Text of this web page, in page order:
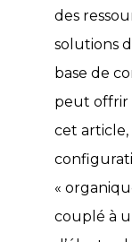
des
solutions
base de
peut offrir
cet
«
couplé à